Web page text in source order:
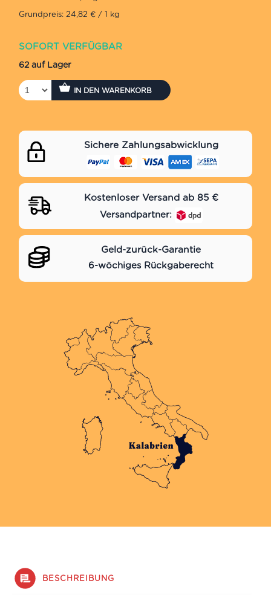
Grundpreis: 24,82 € / 1 kg
SOFORT VERFÜGBAR
62 auf Lager
IN DEN WARENKORB
Sichere Zahlungsabwicklung
Kostenloser Versand ab 85 €
Versandpartner:
Geld-zurück-Garantie
6-wöchiges Rückgaberecht
BESCHREIBUNG